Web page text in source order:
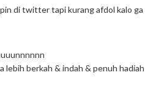
di twitter tapi kurang afdol kalo ga
lebih berkah & indah & penuh hadiah